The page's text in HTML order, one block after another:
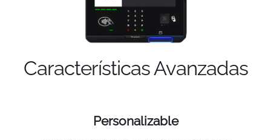
Características Avanzadas
Personalizable